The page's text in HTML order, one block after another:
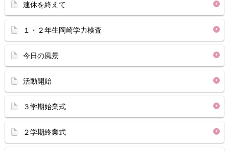
連休を終えて
１・２年生岡崎学力検査
今日の風景
活動開始
３学期始業式
２学期終業式